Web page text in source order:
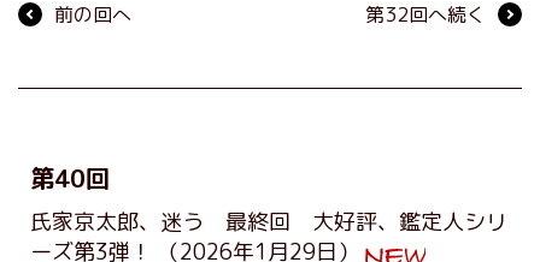
前の回へ 第32回へ続く
第40回
氏家京太郎、迷う 最終回 大好評、鑑定人シリ
ーズ第3弾！
（2026年1月29日）